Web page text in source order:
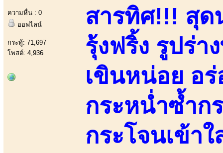
ความหื่น : 0
ออฟไลน์
กระทู้: 71,697
โพสต์: 4,936
สารทิศ!!! สุด
รุ้งฟริ้ง รูปร่
เขินหน่อย อ
กระหน่ำซ้ำก
กระโจนเข้าใ